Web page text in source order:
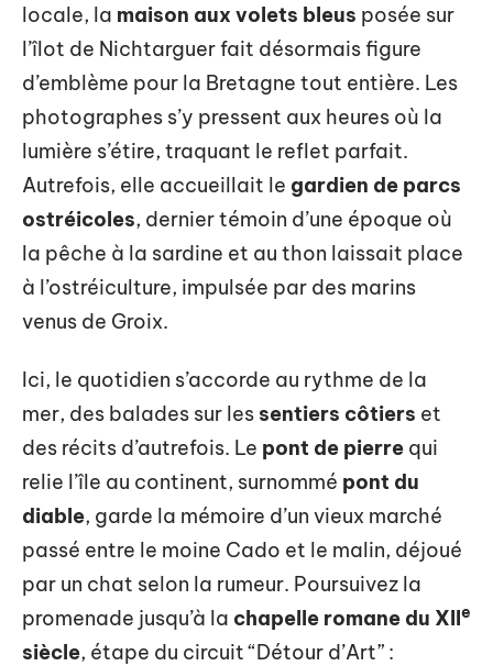
locale, la maison aux volets bleus posée sur
l’îlot de Nichtarguer fait désormais figure
d’emblème pour la Bretagne tout entière. Les
photographes s’y pressent aux heures où la
lumière s’étire, traquant le reflet parfait.
Autrefois, elle accueillait le gardien de parcs
ostréicoles, dernier témoin d’une époque où
la pêche à la sardine et au thon laissait place
à l’ostréiculture, impulsée par des marins
venus de Groix.
Ici, le quotidien s’accorde au rythme de la
mer, des balades sur les sentiers côtiers et
des récits d’autrefois. Le pont de pierre qui
relie l’île au continent, surnommé pont du
diable, garde la mémoire d’un vieux marché
passé entre le moine Cado et le malin, déjoué
par un chat selon la rumeur. Poursuivez la
promenade jusqu’à la chapelle romane du XIIe
siècle, étape du circuit “Détour d’Art” :